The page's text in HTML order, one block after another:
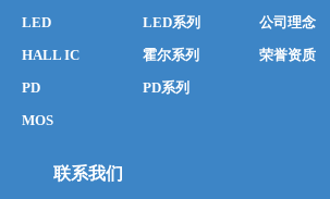
LED
HALL IC
PD
MOS
LED系列
霍尔系列
PD系列
公司理念
荣誉资质
联系我们